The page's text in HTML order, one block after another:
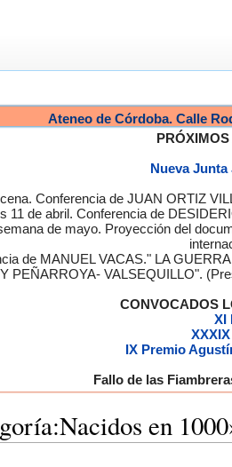
Ateneo de Córdoba. Calle
Nueva
Conferencia de JUAN ORTIZ
11 de abril. Conferencia de
de mayo. Proyección del
de MANUEL VACAS." LA
Y PEÑARROYA- VALSEQUILLO".
CONVOCADOS
XI
IX Premio
Fallo de las
en